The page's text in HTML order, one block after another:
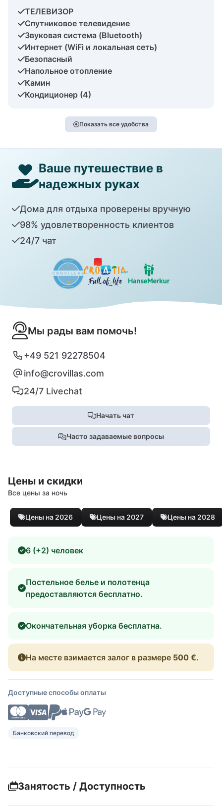
ТЕЛЕВИЗОР
Спутниковое телевидение
Звуковая система (Bluetooth)
Интернет (WiFi и локальная сеть)
Безопасный
Напольное отопление
Камин
Кондиционер (4)
Показать все удобства
Ваше путешествие в
надежных руках
Дома для отдыха проверены вручную
98% удовлетворенность клиентов
24/7 чат
Мы рады вам помочь!
+49 521 92278504
info@crovillas.com
24/7 Livechat
Начать чат
Часто задаваемые вопросы
Цены и скидки
Все цены за ночь
Цены на 2026 Цены на 2027 Цены на 2028
6 (+2) человек
Постельное белье и полотенца
предоставляются бесплатно.
Окончательная уборка бесплатна.
На месте взимается залог в размере 500 €.
Доступные способы оплаты
Банковский перевод
Занятость / Доступность